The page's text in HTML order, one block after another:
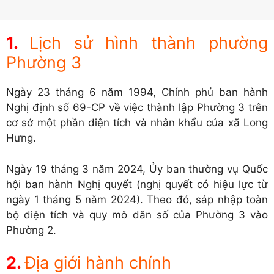
Lịch sử hình thành phường
Phường 3
Ngày 23 tháng 6 năm 1994, Chính phủ ban hành
Nghị định số 69-CP về việc thành lập Phường 3 trên
cơ sở một phần diện tích và nhân khẩu của xã Long
Hưng.
Ngày 19 tháng 3 năm 2024, Ủy ban thường vụ Quốc
hội ban hành Nghị quyết (nghị quyết có hiệu lực từ
ngày 1 tháng 5 năm 2024). Theo đó, sáp nhập toàn
bộ diện tích và quy mô dân số của Phường 3 vào
Phường 2.
Địa giới hành chính